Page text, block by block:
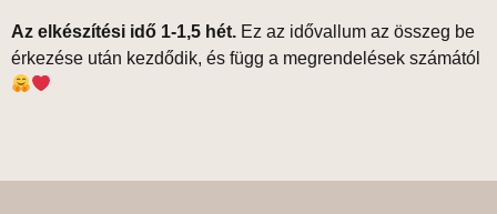
Az elkészítési idő 1-1,5 hét. Ez az idővallum az összeg be
érkezése után kezdődik, és függ a megrendelések számától